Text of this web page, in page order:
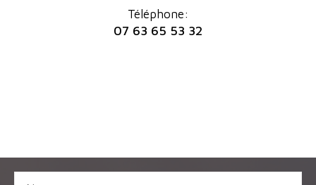
Téléphone:
07 63 65 53 32